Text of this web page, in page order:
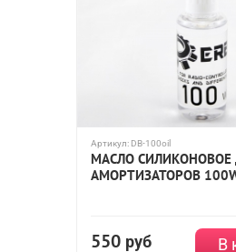
Артикул: DB-100oil
МАСЛО СИЛИКОНОВОЕ
АМОРТИЗАТОРОВ
550 руб В